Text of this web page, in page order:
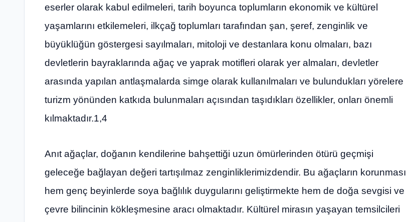
eserler olarak kabul edilmeleri, tarih boyunca toplumların ekonomik ve kültürel
yaşamlarını etkilemeleri, ilkçağ toplumları tarafından şan, şeref, zenginlik ve
büyüklüğün göstergesi sayılmaları, mitoloji ve destanlara konu olmaları, bazı
devletlerin bayraklarında ağaç ve yaprak motifleri olarak yer almaları, devletler
arasında yapılan antlaşmalarda simge olarak kullanılmaları ve bulundukları yörelere
turizm yönünden katkıda bulunmaları açısından taşıdıkları özellikler, onları önemli
kılmaktadır.1,4
Anıt ağaçlar, doğanın kendilerine bahşettiği uzun ömürlerinden ötürü geçmişi
geleceğe bağlayan değeri tartışılmaz zenginliklerimizdendir. Bu ağaçların korunması
hem genç beyinlerde soya bağlılık duygularını geliştirmekte hem de doğa sevgisi ve
çevre bilincinin kökleşmesine aracı olmaktadır. Kültürel mirasın yaşayan temsilcileri